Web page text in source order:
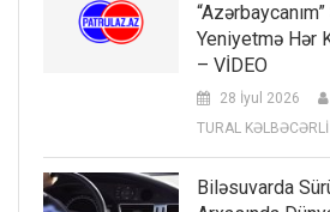
Yeniyetmə Hər
– VİDEO
28 İyul 2026
TURAL KƏLBƏCƏRLİ
Biləsuvarda